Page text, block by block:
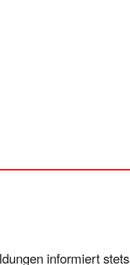
informiert stets